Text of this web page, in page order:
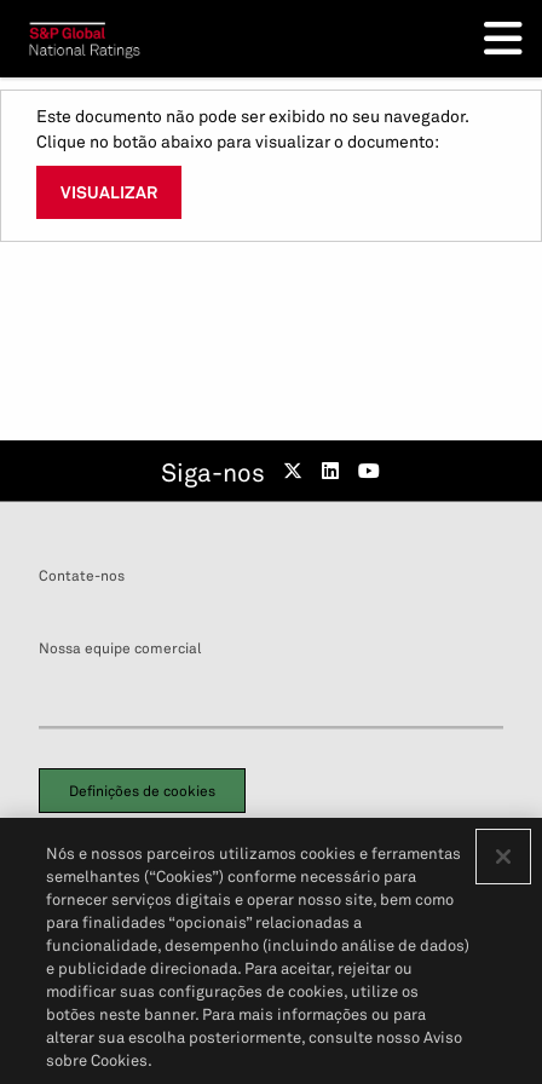
Este documento não pode ser exibido no seu navegador.
Clique no botão abaixo para visualizar o documento:
VISUALIZAR
Siga-nos
Contate-nos
Nossa equipe comercial
Definições de cookies
Política de PrivacidadePortal de privacidade do cliente (em inglês)
Não Venda Minhas Informações Pessoais© 2026 S&P Global
Nós e nossos parceiros utilizamos cookies e ferramentas
semelhantes (“Cookies”) conforme necessário para
fornecer serviços digitais e operar nosso site, bem como
para finalidades “opcionais” relacionadas a
funcionalidade, desempenho (incluindo análise de dados)
e publicidade direcionada. Para aceitar, rejeitar ou
modificar suas configurações de cookies, utilize os
botões neste banner. Para mais informações ou para
alterar sua escolha posteriormente, consulte nosso Aviso
sobre Cookies.